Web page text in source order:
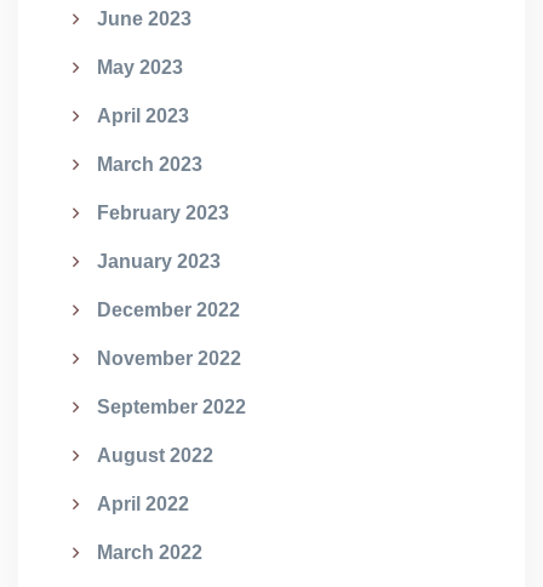
June 2023
May 2023
April 2023
March 2023
February 2023
January 2023
December 2022
November 2022
September 2022
August 2022
April 2022
March 2022